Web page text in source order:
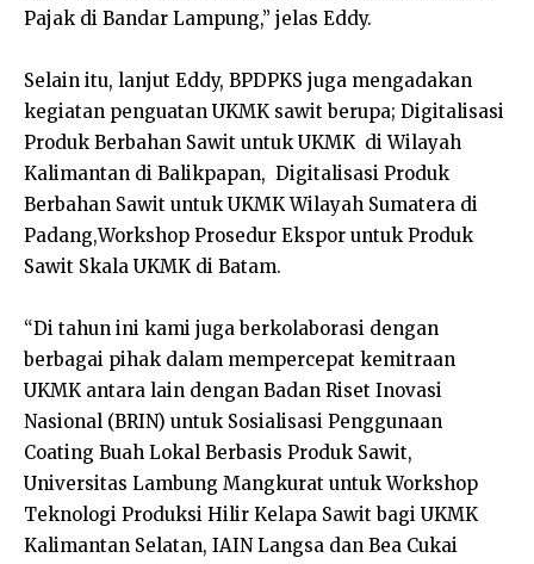
Pajak di Bandar Lampung,” jelas Eddy.
Selain itu, lanjut Eddy, BPDPKS juga mengadakan
kegiatan penguatan UKMK sawit berupa; Digitalisasi
Produk Berbahan Sawit untuk UKMK di Wilayah
Kalimantan di Balikpapan, Digitalisasi Produk
Berbahan Sawit untuk UKMK Wilayah Sumatera di
Padang,Workshop Prosedur Ekspor untuk Produk
Sawit Skala UKMK di Batam.
“Di tahun ini kami juga berkolaborasi dengan
berbagai pihak dalam mempercepat kemitraan
UKMK antara lain dengan Badan Riset Inovasi
Nasional (BRIN) untuk Sosialisasi Penggunaan
Coating Buah Lokal Berbasis Produk Sawit,
Universitas Lambung Mangkurat untuk Workshop
Teknologi Produksi Hilir Kelapa Sawit bagi UKMK
Kalimantan Selatan, IAIN Langsa dan Bea Cukai